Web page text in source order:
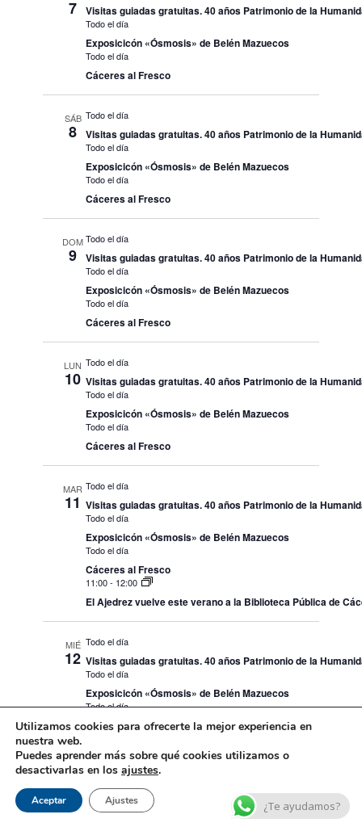
7 Visitas guiadas gratuitas. 40 años Patrimonio de la
Todo el día
Exposicicón «Ósmosis» de Belén Mazuecos
Todo el día
Cáceres al Fresco
SÁB
8
Todo el día
Visitas guiadas gratuitas. 40 años Patrimonio de la
Todo el día
Exposicicón «Ósmosis» de Belén Mazuecos
Todo el día
Cáceres al Fresco
DOM
9
Todo el día
Visitas guiadas gratuitas. 40 años Patrimonio de la
Todo el día
Exposicicón «Ósmosis» de Belén Mazuecos
Todo el día
Cáceres al Fresco
LUN
10
Todo el día
Visitas guiadas gratuitas. 40 años Patrimonio de la
Todo el día
Exposicicón «Ósmosis» de Belén Mazuecos
Todo el día
Cáceres al Fresco
MAR
11
Todo el día
Visitas guiadas gratuitas. 40 años Patrimonio de la
Todo el día
Exposicicón «Ósmosis» de Belén Mazuecos
Todo el día
Cáceres al Fresco
11:00- 12:00
El Ajedrez vuelve este verano a la Biblioteca Pública de
MIÉ
12
Todo el día
Visitas guiadas gratuitas. 40 años Patrimonio de la
Todo el día
Exposicicón «Ósmosis» de Belén Mazuecos
Todo el día
Cáceres al Fresco
JUE Todo el día
Todo el día
Exposicicón «Ósmosis» de Belén Mazuecos
Utilizamos cookies para ofrecerte la mejor experiencia en
nuestra web.
Puedes aprender más sobre qué cookies utilizamos o
desactivarlas en los ajustes.
Aceptar Ajustes ¿Te ayudamos?